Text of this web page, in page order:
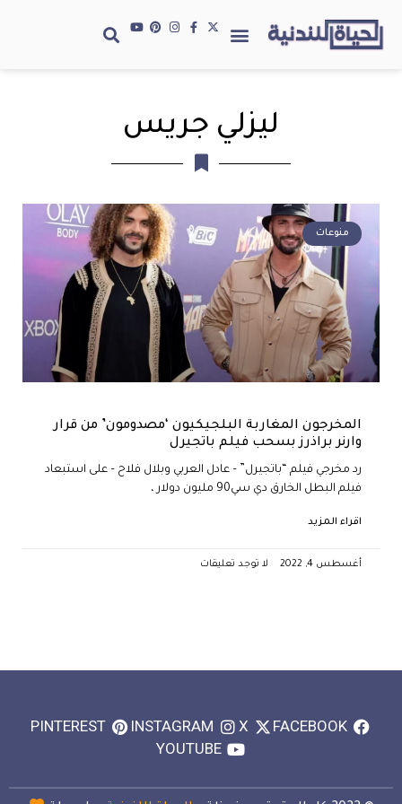
ليزلي جريس
منوعات
المخرجون المغاربة البلجيكيون ‘مصدومون’ من قرار
وارنر براذرز بسحب فيلم باتجيرل
رد مخرجي فيلم “باتجيرل” – عادل العربي وبلال فلاح – على استبعاد
فيلم البطل الخارق دي سي90 مليون دولار ،
اقراء المزيد
أغسطس 4, 2022 لا توجد تعليقات
FACEBOOK
X
INSTAGRAM
PINTEREST
YOUTUBE